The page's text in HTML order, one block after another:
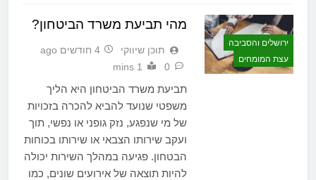
ירושלים והסביבה
עצת המומחים
מהי תביעת משרד הביטחון?
תוכן שיווקי
4 חודשים ago
0
1 mins
תביעת משרד הביטחון היא הליך
משפטי שנועד להביא להכרה בזכויות
של מי שנפגע, נזק גופני או נפשי, תוך
ועקב שירותו הצבאי או שירותו בכוחות
הבטחון. פגיעה במהלך השירות יכולה
להיות תוצאה של אירועים שונים, כמו